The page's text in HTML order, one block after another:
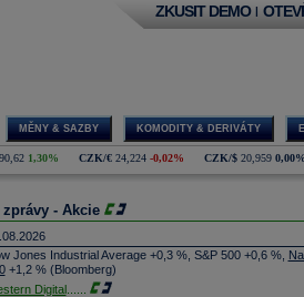
ZKUSIT DEMO |
MĚNY & SAZBY KOMODITY & DERIVÁTY
1,30% CZK/€ 24,224 -0,02% CZK/$ 20,959 0,00%
zprávy - Akcie
Jones Industrial Average +0,3 %, S&P 500 +0,6 %,
+1,2 % (Bloomberg)
Digital......